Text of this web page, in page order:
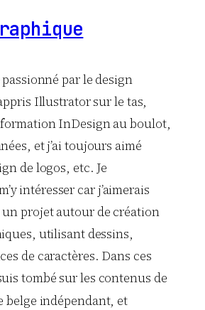
passionné par le design
Illustrator sur le tas,
formation InDesign au boulot,
et j’ai toujours aimé
de logos, etc. Je
intéresser car j’aimerais
projet autour de création
utilisant dessins,
de caractères. Dans ces
tombé sur les contenus de
belge indépendant, et